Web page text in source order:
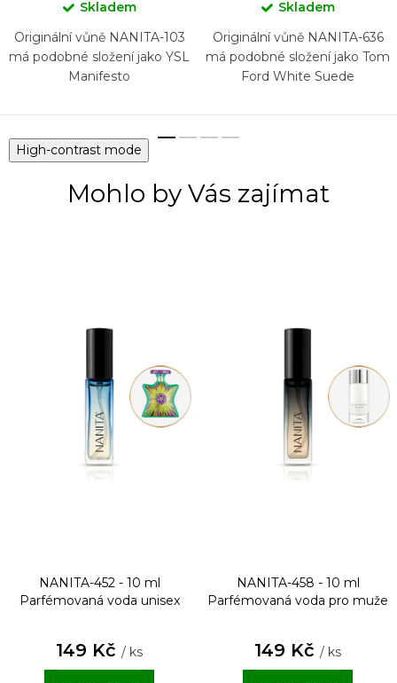
Skladem
Originální vůně NANITA-103
má podobné složení jako YSL
Manifesto
Skladem
Originální vůně NANITA-636
má podobné složení jako Tom
Ford White Suede
High-contrast mode
Mohlo by Vás zajímat
NANITA-452 - 10 ml
Parfémovaná voda unisex
149 Kč / ks
NANITA-458 - 10 ml
Parfémovaná voda pro muže
149 Kč / ks